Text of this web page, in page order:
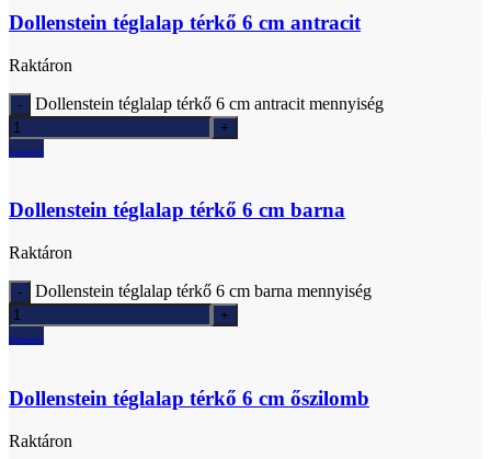
Dollenstein téglalap térkő 6 cm antracit
Raktáron
Dollenstein téglalap térkő 6 cm antracit mennyiség
Ajánlatkérés
Dollenstein téglalap térkő 6 cm barna
Raktáron
Dollenstein téglalap térkő 6 cm barna mennyiség
Ajánlatkérés
Dollenstein téglalap térkő 6 cm őszilomb
Raktáron